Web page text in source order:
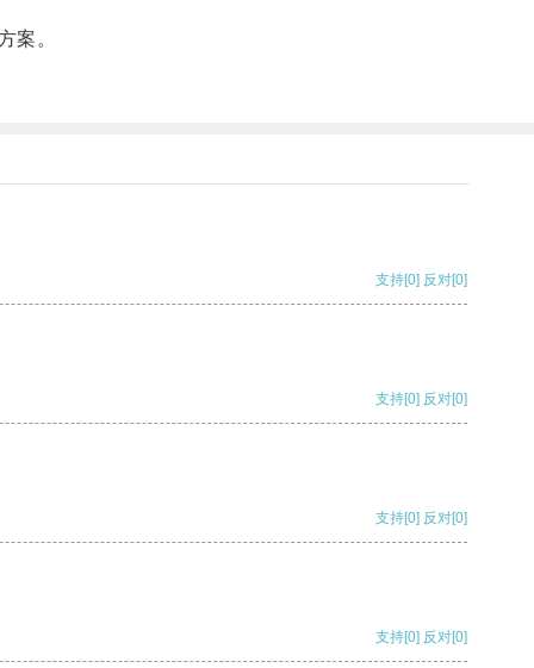
案。
支持[0] 反对[0]
支持[0] 反对[0]
支持[0] 反对[0]
支持[0] 反对[0]